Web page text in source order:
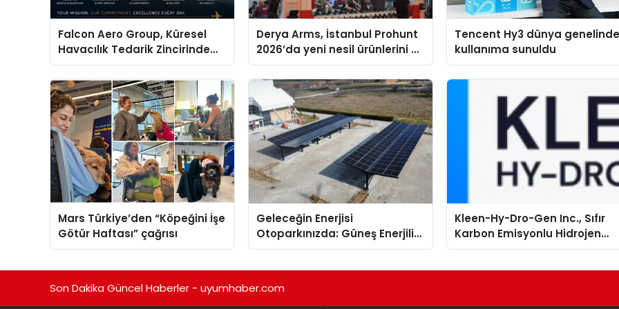
Falcon Aero Group, Küresel
Havacılık Tedarik Zincirinde
Türkiye’den Dünyaya Açılıyor
Derya Arms, İstanbul Prohunt
2026’da yeni nesil ürünlerini ve
global marka vizyonunu
sergiledi
Tencent Hy3 dünya
kullanıma sunuldu
Mars Türkiye’den “Köpeğini İşe
Götür Haftası” çağrısı
Geleceğin Enerjisi
Otoparkınızda: Güneş Enerjili
Carport (Solar Otopark)
Kleen-Hy-Dro-Gen Inc., Sıfır
Karbon Emisyonlu Hidrojen
Isıtma Teknolojisinde ISO ve
Son Dakika Güncel Haberler - uyumhaber.com